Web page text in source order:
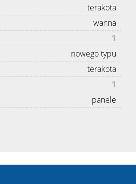
terakota
wanna
1
nowego typu
terakota
1
panele